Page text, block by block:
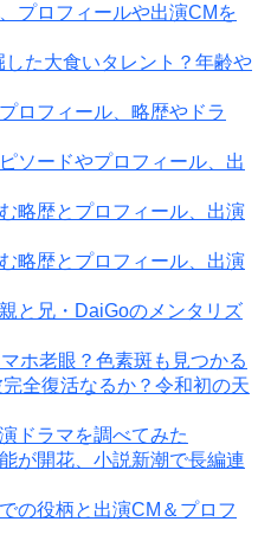
プロフィールや出演CMを
た大食いタレント？年齢や
ロフィール、略歴やドラ
ソードやプロフィール、出
略歴とプロフィール、出演
略歴とプロフィール、出演
と兄・DaiGoのメンタリズ
ホ老眼？色素斑も見つかる
全復活なるか？令和初の天
ドラマを調べてみた
が開花、小説新潮で長編連
の役柄と出演CM＆プロフ